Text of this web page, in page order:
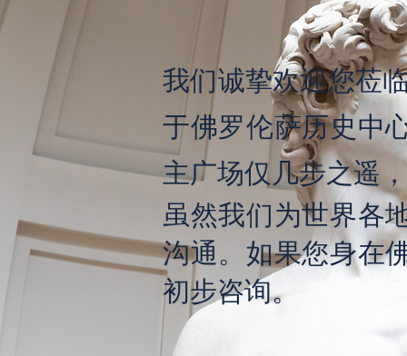
我们诚挚欢迎您莅
于佛罗伦萨历史中
主广场仅几步之遥
虽然我们为世界各
沟通。如果您身在
初步咨询。